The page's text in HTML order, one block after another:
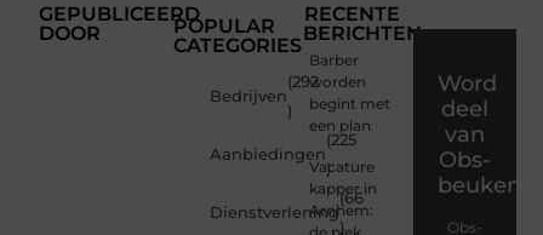
GEPUBLICEERD
DOOR
POPULAR
CATEGORIES
Bedrijven
(292
)
Aanbiedingen
(225
)
Dienstverlening
(66
)
RECENTE
BERICHTEN
Barber
worden
begint met
een plan
Vacature
kapper in
Arnhem:
Word
deel
van
Obs-
Obs-